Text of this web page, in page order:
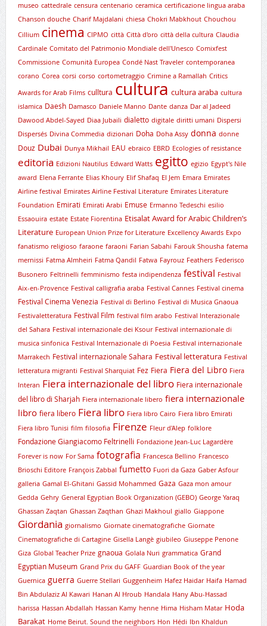
museo cattedrale censura centenario ceramica certificazione lingua araba
Chanson douche Charif Majdalani chiesa Chokri Mabkhout Chouchou
Cillium cinema CIPMO città Città d'oro città della cultura Claudia
Cardinale Comitato del Patrimonio Mondiale dell'Unesco Comixfest
Commissione Comunità Europea Condé Nast Traveler contemporanea
corano Corea corsi corso cortometraggio Crimine a Ramallah Critics
Awards for Arab Films culltura cultura cultura araba cultura
islamica Daesh Damasco Daniele Manno Dante danza Dar al Jadeed
Dawood Abdel-Sayed Diaa Jubaili dialetto digitale diritti umani Dispersi
Dispersés Divina Commedia dizionari Doha Doha Assy donna donne
Douz Dubai Dunya Mikhail EAU ebraico EBRD Ecologies of resistance
editoria Edizioni Nautilus Edward Watts egitto egizio Egypt's Nile
award Elena Ferrante Elias Khoury Elif Shafaq El Jem Emara Emirates
Airline festival Emirates Airline Festival Literature Emirates Literature
Foundation Emirati Emirati Arabi Emuse Ermanno Tedeschi esilio
Essaouira estate Estate Fiorentina Etisalat Award for Arabic Children’s
Literature European Union Prize for Literature Excellency Awards Expo
fanatismo religioso faraone faraoni Farian Sabahi Farouk Shousha fatema
mernissi Fatma Almheiri Fatma Qandil Fatwa Fayrouz Feathers Federisco
Busonero Feltrinelli femminismo festa indipendenza festival Festival
Aix-en-Provence Festival calligrafia araba Festival Cannes Festival cinema
Festival Cinema Venezia Festival di Berlino Festival di Musica Gnaoua
Festivaletteratura Festival Film festival film arabo Festival Interazionale
del Sahara Festival internazionale dei Ksour Festival internazionale di
musica sinfonica Festival Internazionale di Poesia Festival internazionale
Marrakech Festival internazionale Sahara Festival letteratura Festival
letteratura migranti Festival Sharquiat Fez Fiera Fiera del Libro Fiera
Interan Fiera internazionale del libro Fiera internazionale
del libro di Sharjah Fiera internazionale libero fiera internazionale
libro fiera libero Fiera libro Fiera libro Cairo Fiera libro Emirati
Fiera libro Tunisi film filosofia Firenze Fleur d'Alep folklore
Fondazione Giangiacomo Feltrinelli Fondazione Jean-Luc Lagardère
Forever is now For Sama fotografia Francesca Bellino Francesco
Brioschi Editore François Zabbal fumetto Fuori da Gaza Gaber Asfour
galleria Gamal El-Ghitani Gassid Mohammed Gaza Gaza mon amour
Gedda Gehry General Egyptian Book Organization (GEBO) George Yaraq
Ghassan Zaqtan Ghassan Zaqthan Ghazi Makhoul giallo Giappone
Giordania giornalismo Giornate cinematografiche Giornate
Cinematografiche di Cartagine Gisella Langè giubileo Giuseppe Penone
Giza Global Teacher Prize gnaoua Golala Nuri grammatica Grand
Egyptian Museum Grand Prix du GAFF Guardian Book of the year
Guernica guerra Guerre Stellari Guggenheim Hafez Haidar Haifa Hamad
Bin Abdulaziz Al Kawari Hanan Al Hroub Handala Hany Abu-Hassad
harissa Hassan Abdallah Hassan Kamy henne Hima Hisham Matar Hoda
Barakat Home Beirut. Sound the neighbors Hon Hédi Ibn Khaldun